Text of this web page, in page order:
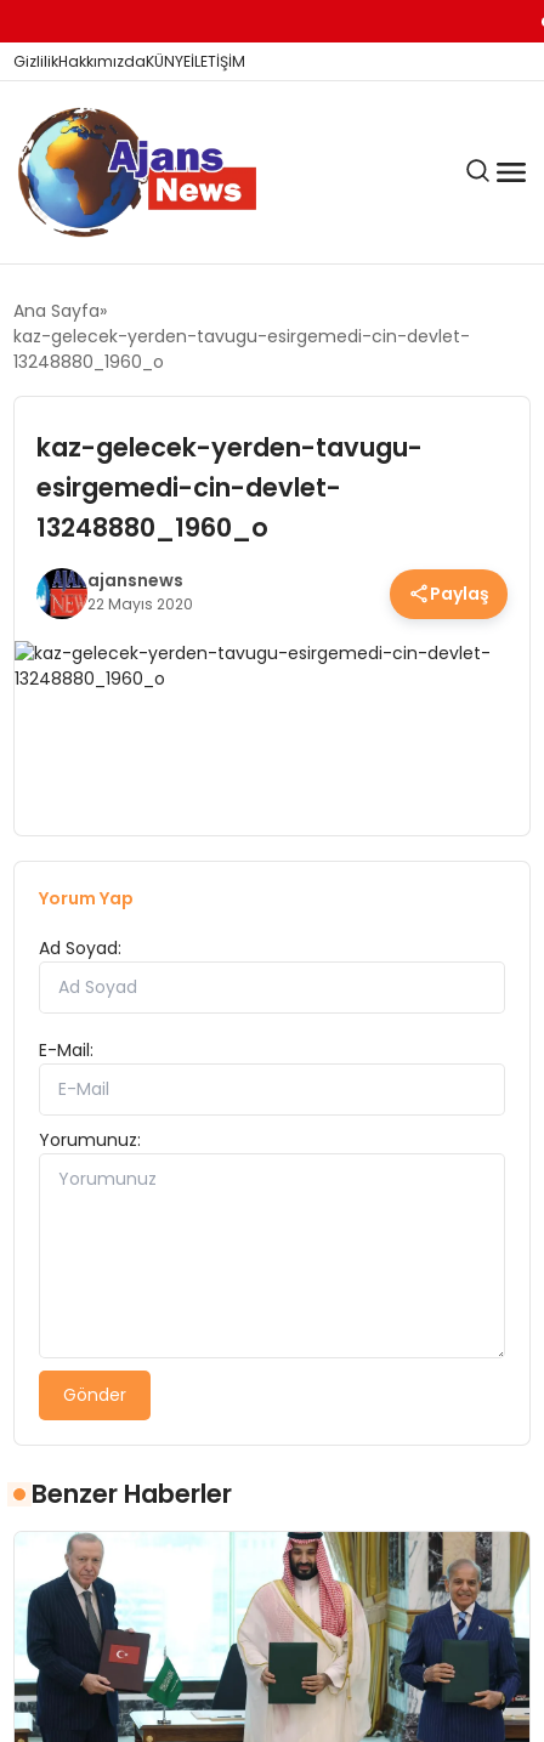
GizlilikHakkımızdaKÜNYEİLETİŞİM
KÖŞE YAZILARI
SİYASET
DÜNYA
YEREL HABERLER
EKONOMİ
SAĞLIK
Ana Sayfa
kaz-gelecek-yerden-tavugu-esirgemedi-cin-devlet-
13248880_1960_o
kaz-gelecek-yerden-tavugu-
esirgemedi-cin-devlet-
13248880_1960_o
ajansnews
22 Mayıs 2020 Paylaş
Yorum Yap
Ad Soyad:
E-Mail:
Yorumunuz:
Gönder
Benzer Haberler